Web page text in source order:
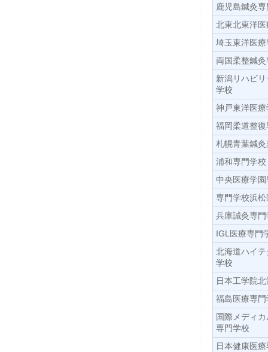
鹿児島鍼灸
北東北東洋
埼玉東洋医
両国柔整鍼
新潟リハビ
学校
神戸東洋医療
福岡柔道整
札幌青葉鍼
浦和専門学校
中央医療学
専門学校浜
兵庫誠灸専門
IGL医療専門
北海道ハイ
学校
日本工学院
福島医療専門
国際メディ
専門学校
日本健康医